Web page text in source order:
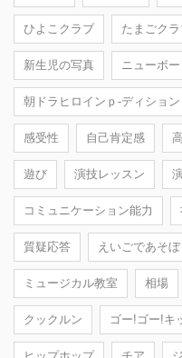
ひよこクラブ たまごク
新生児の写真 ニューボ
朝ドラヒロインｐ-ディション
感受性 自己肯定感
遊び 演技レッスン
コミュニケーション能力
質疑応答 えいごであそぼ
ミュージカル教室 相場
クックルン ゴー!ゴー!キ